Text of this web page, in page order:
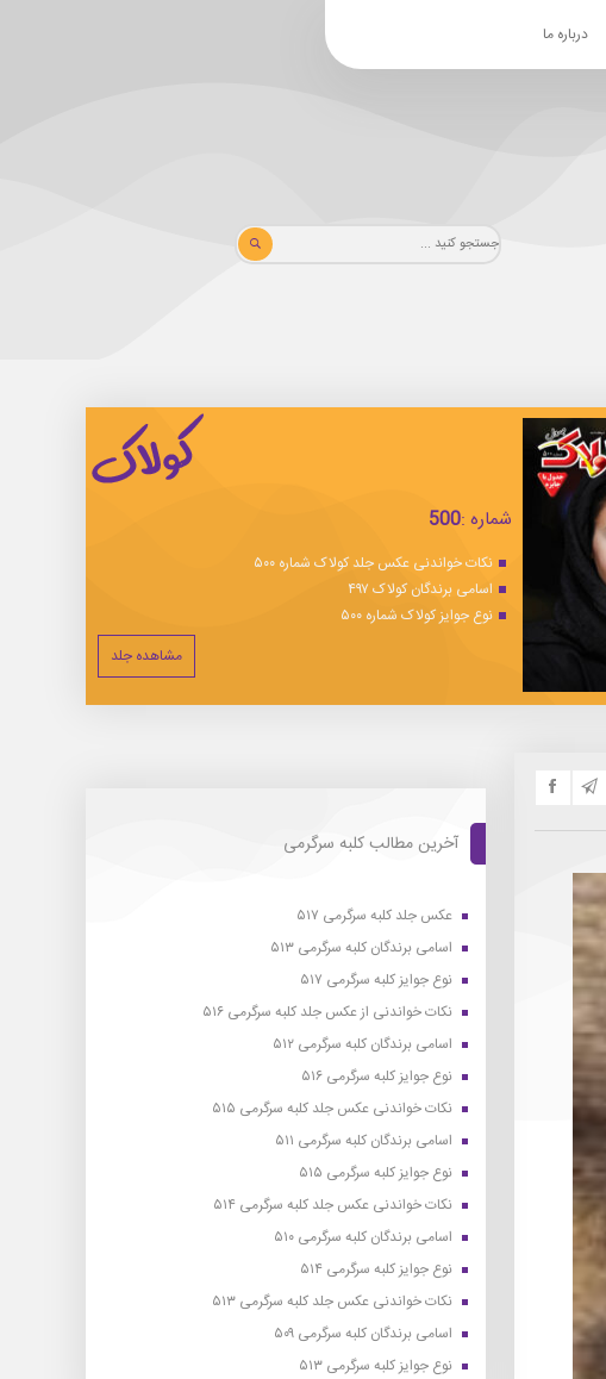
درباره ما
شماره :500
نکات خواندنی عکس جلد کولاک شماره ۵۰۰
اسامی برندگان کولاک ۴۹۷
نوع جوایز کولاک شماره ۵۰۰
مشاهده جلد
آخرین مطالب کلبه سرگرمی
عکس جلد کلبه سرگرمی ۵۱۷
اسامی برندگان کلبه سرگرمی ۵۱۳
نوع جوایز کلبه سرگرمی ۵۱۷
نکات خواندنی از عکس جلد کلبه سرگرمی ۵۱۶
اسامی برندگان کلبه سرگرمی ۵۱۲
نوع جوایز کلبه سرگرمی ۵۱۶
نکات خواندنی عکس جلد کلبه سرگرمی ۵۱۵
اسامی برندگان کلبه سرگرمی ۵۱۱
نوع جوایز کلبه سرگرمی ۵۱۵
نکات خواندنی عکس جلد کلبه سرگرمی ۵۱۴
اسامی برندگان کلبه سرگرمی ۵۱۰
نوع جوایز کلبه سرگرمی ۵۱۴
نکات خواندنی عکس جلد کلبه سرگرمی ۵۱۳
اسامی برندگان کلبه سرگرمی ۵۰۹
نوع جوایز کلبه سرگرمی ۵۱۳